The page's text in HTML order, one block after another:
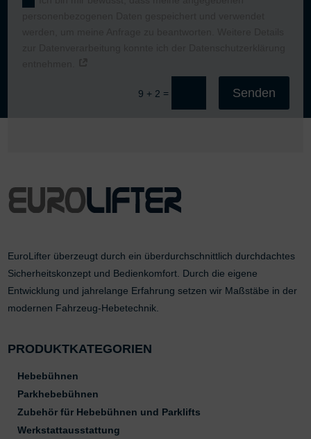
9 + 2 = Senden
EuroLifter überzeugt durch ein überdurchschnittlich durchdachtes
Sicherheitskonzept und Bedienkomfort. Durch die eigene
Entwicklung und jahrelange Erfahrung setzen wir Maßstäbe in der
modernen Fahrzeug-Hebetechnik.
PRODUKTKATEGORIEN
Hebebühnen
Parkhebebühnen
Zubehör für Hebebühnen und Parklifts
Werkstattausstattung